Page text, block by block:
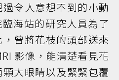
令人意想不到的小動
海站的研究人員為了
曾將花枝的頭部送來
影像，能清楚看見花
大眼睛以及緊緊包覆